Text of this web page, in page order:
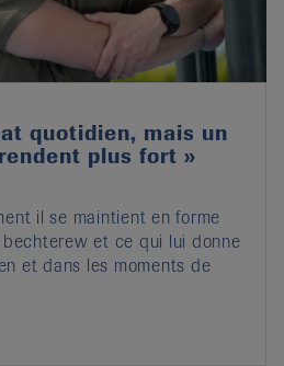
quotidien, mais un
plus fort »
il se maintient en forme
et ce qui lui donne
et dans les moments de